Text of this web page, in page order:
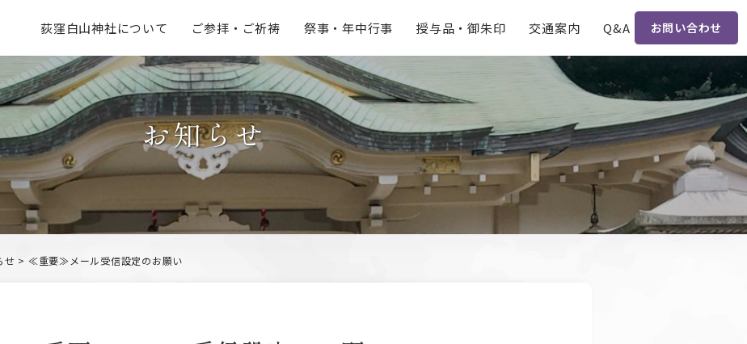
荻窪白山神社について ご参拝・ ご祈祷 祭事・ 年中行事 授与品・ 御朱印 交通案内 Q&A お問い合わせ
お知らせ
せ > ≪重要≫メール受信設定のお願い